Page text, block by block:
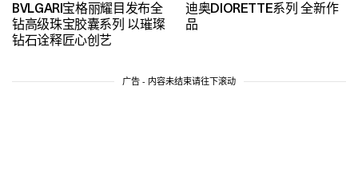
BVLGARI宝格丽耀目发布全
钻高级珠宝胶囊系列 以璀璨
钻石诠释匠心创艺
迪奥DIORETTE系列 全新作
品
广告 - 内容未结束请往下滚动